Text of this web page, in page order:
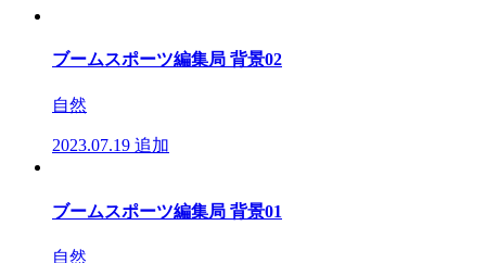
ブームスポーツ編集局 背景02
自然
2023.07.19 追加
ブームスポーツ編集局 背景01
自然